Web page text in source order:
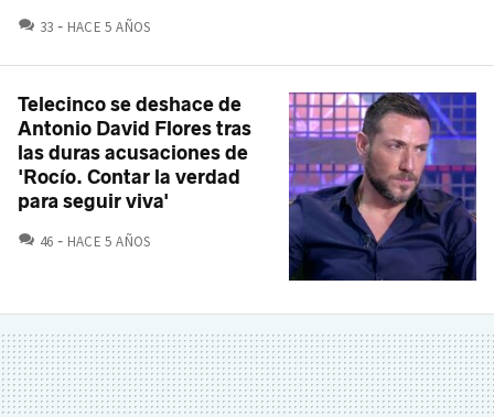
33 COMENTARIOS
HACE 5 AÑOS
Telecinco se deshace de
Antonio David Flores tras
las duras acusaciones de
'Rocío. Contar la verdad
para seguir viva'
46 COMENTARIOS
HACE 5 AÑOS